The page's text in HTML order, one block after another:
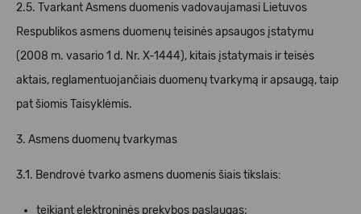
2.5. Tvarkant Asmens duomenis vadovaujamasi Lietuvos
Respublikos asmens duomenų teisinės apsaugos įstatymu
(2008 m. vasario 1 d. Nr. X-1444), kitais įstatymais ir teisės
aktais, reglamentuojančiais duomenų tvarkymą ir apsaugą, taip
pat šiomis Taisyklėmis.
3. Asmens duomenų tvarkymas
3.1. Bendrovė tvarko asmens duomenis šiais tikslais:
teikiant elektroninės prekybos paslaugas;